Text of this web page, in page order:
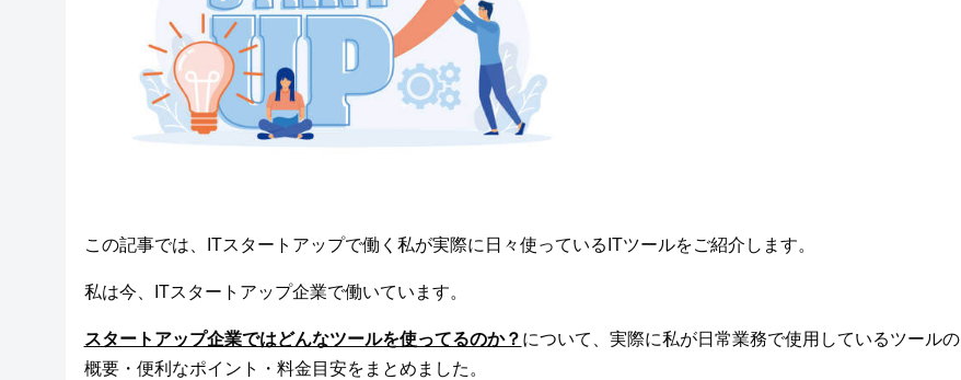
この記事では、ITスタートアップで働く私が実際に日々使っているITツールをご紹介します。
私は今、ITスタートアップ企業で働いています。
スタートアップ企業ではどんなツールを使ってるのか？ について、実際に私が日常業務で使用しているツールの
概要・便利なポイント・料金目安をまとめました。